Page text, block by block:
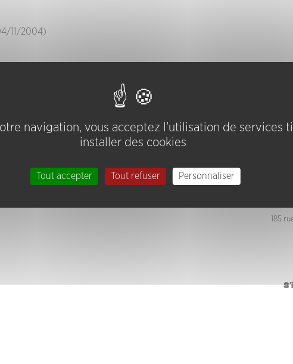
11/2004)
185
navigation, vous acceptez l'utilisation de services
installer des cookies
Tout accepter Tout refuser Personnaliser